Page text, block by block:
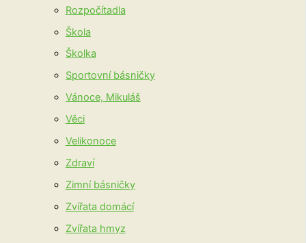
Rozpočítadla
Škola
Školka
Sportovní básničky
Vánoce, Mikuláš
Věci
Velikonoce
Zdraví
Zimní básničky
Zvířata domácí
Zvířata hmyz